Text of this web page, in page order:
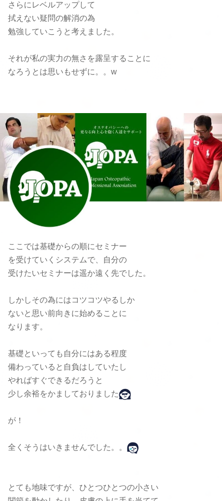
さらにレベルアップして
拭えない疑問の解消の為
勉強していこうと考えました。
それが私の実力の無さを露呈することに
なろうとは思いもせずに。。w
ここでは基礎からの順にセミナー
を受けていくシステムで、自分の
受けたいセミナーは遥か遠く先でした。
しかしその為にはコツコツやるしか
ないと思い前向きに始めることに
なります。
基礎といっても自分にはある程度
備わっていると自負はしていたし
やればすぐできるだろうと
少し余裕をかましておりました
が！
全くそうはいきませんでした。。
とても地味ですが、ひとつひとつの小さい